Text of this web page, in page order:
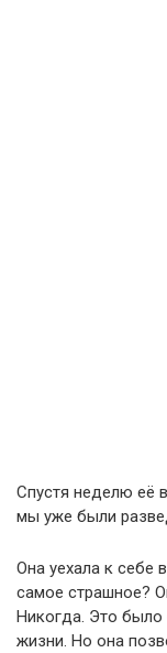
Спустя неделю её
мы уже были
Она уехала к себе
самое страшное?
Никогда. Это было
жизни. Но она